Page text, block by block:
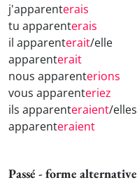
j'apparenterais
tu apparenterais
il apparenterait/elle
apparenterait
nous apparenterions
vous apparenteriez
ils apparenteraient/elles
apparenteraient
Passé - forme alternative